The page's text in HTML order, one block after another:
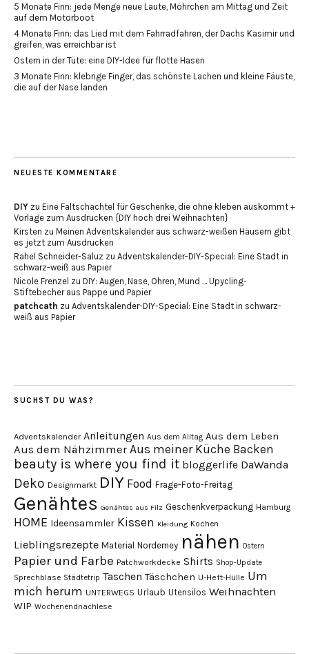
5 Monate Finn: jede Menge neue Laute, Möhrchen am Mittag und Zeit
auf dem Motorboot
4 Monate Finn: das Lied mit dem Fahrradfahren, der Dachs Kasimir und
greifen, was erreichbar ist
Ostern in der Tüte: eine DIY-Idee für flotte Hasen
3 Monate Finn: klebrige Finger, das schönste Lachen und kleine Fäuste,
die auf der Nase landen
NEUESTE KOMMENTARE
DIY zu Eine Faltschachtel für Geschenke, die ohne kleben auskommt +
Vorlage zum Ausdrucken {DIY hoch drei Weihnachten}
Kirsten zu Meinen Adventskalender aus schwarz-weißen Häusern gibt
es jetzt zum Ausdrucken
Rahel Schneider-Saluz zu Adventskalender-DIY-Special: Eine Stadt in
schwarz-weiß aus Papier
Nicole Frenzel zu DIY: Augen, Nase, Ohren, Mund … Upycling-
Stiftebecher aus Pappe und Papier
patchcath zu Adventskalender-DIY-Special: Eine Stadt in schwarz-
weiß aus Papier
SUCHST DU WAS?
Adventskalender Anleitungen Aus dem Alltag Aus dem Leben
Aus dem Nähzimmer Aus meiner Küche Backen
beauty is where you find it bloggerlife DaWanda
Deko Designmarkt DIY Food Frage-Foto-Freitag
Genähtes Genähtes aus Filz Geschenkverpackung Hamburg
HOME Ideensammler Kissen Kleidung Kochen
Lieblingsrezepte Material Norderney nähen Ostern
Papier und Farbe Patchworkdecke Shirts Shop-Update
Sprechblase Städtetrip Taschen Täschchen U-Heft-Hülle Um
mich herum UNTERWEGS Urlaub Utensilos Weihnachten
WIP Wochenendnachlese